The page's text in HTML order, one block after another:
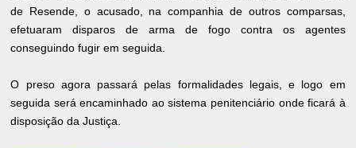
de Resende, o acusado, na companhia de outros comparsas,
efetuaram disparos de arma de fogo contra os agentes
conseguindo fugir em seguida.
O preso agora passará pelas formalidades legais, e logo em
seguida será encaminhado ao sistema penitenciário onde ficará à
disposição da Justiça.